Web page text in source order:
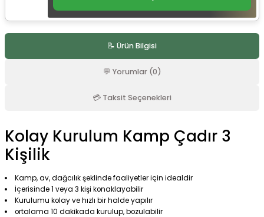
📝 Ürün Bilgisi
💬 Yorumlar (0)
💳 Taksit Seçenekleri
Kolay Kurulum Kamp Çadır 3
Kişilik
Kamp, av, dağcılık şeklinde faaliyetler için idealdir
İçerisinde 1 veya 3 kişi konaklayabilir
Kurulumu kolay ve hızlı bir halde yapılır
ortalama 10 dakikada kurulup, bozulabilir